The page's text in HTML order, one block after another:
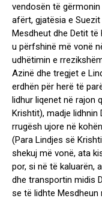
vendosën të
afërt, gjatësia e
Mesdheut dhe Detit të
u përfshinë më vonë
udhëtimin e
Azinë dhe tregjet e
erdhën për herë të
lidhur liqenet në rajon
Krishtit), madje lidhnin
rrugësh ujore në
(Para Lindjes së
shekuj më vonë, ata
por, si në të kaluarën,
dhe transportin midis
se të lidhte Mesdheun